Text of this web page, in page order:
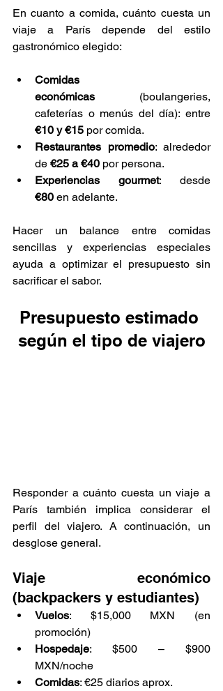
En cuanto a comida, cuánto cuesta un
viaje a París depende del estilo
gastronómico elegido:
Comidas
económicas (boulangeries,
€10 y €15 por comida.
Restaurantes promedio: alrededor
de €25 a €40 por persona.
Experiencias gourmet
€80 en adelante.
Hacer un balance entre comidas
sencillas y experiencias especiales
ayuda a optimizar el presupuesto sin
sacrificar el sabor.
Presupuesto estimado
según el tipo de viajero
Responder a cuánto cuesta un viaje a
París también implica considerar el
perfil del viajero. A continuación, un
desglose general.
Viaje económico
(backpackers y estudiantes)
Vuelos: $15,000 MXN (en
promoción)
Hospedaje: $500 – $900
MXN/noche
Comidas: €25 diarios aprox.